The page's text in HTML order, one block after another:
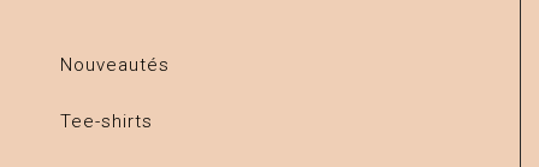
Nouveautés
Tee-shirts